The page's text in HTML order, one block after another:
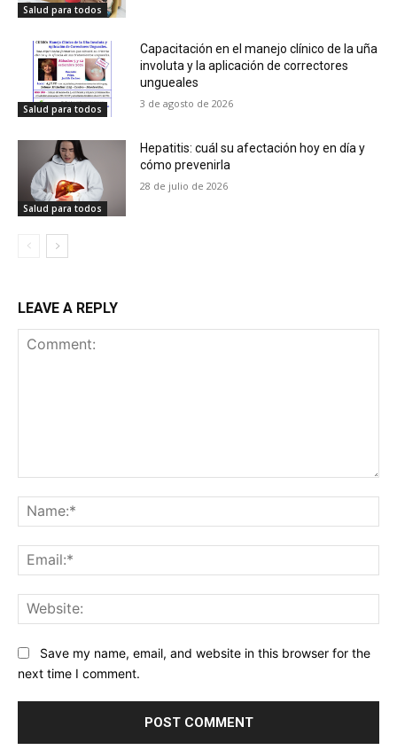
Salud para todos
Salud para todos
Capacitación en el manejo clínico de la uña
involuta y la aplicación de correctores
ungueales
3 de agosto de 2026
Salud para todos
Hepatitis: cuál su afectación hoy en día y
cómo prevenirla
28 de julio de 2026
LEAVE A REPLY
Save my name, email, and website in this browser for the
next time I comment.